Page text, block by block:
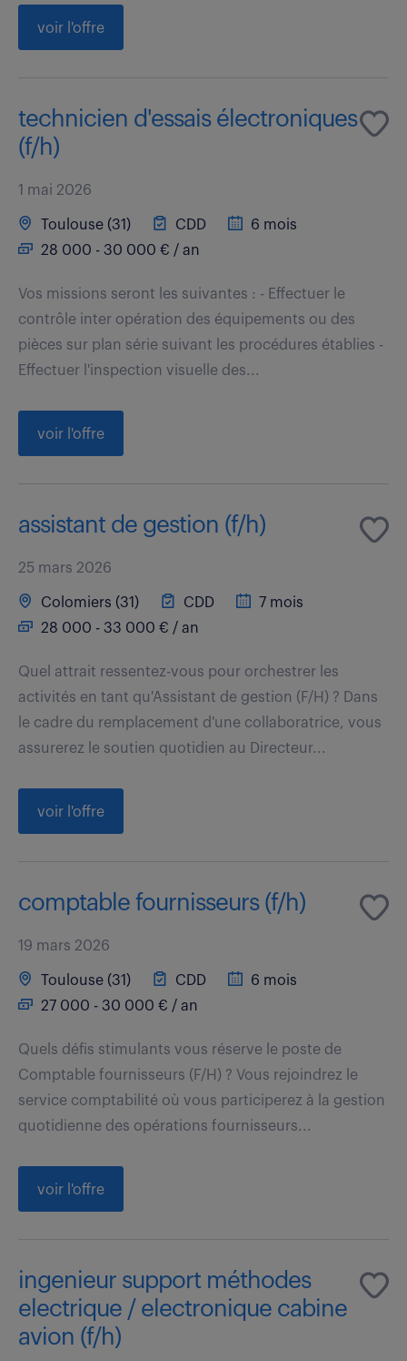
voir l'offre
technicien d'essais électroniques
(f/h)
1 mai 2026
Toulouse (31) CDD
6 mois
28 000 - 30 000 € / an
Vos missions seront les suivantes : - Effectuer le
contrôle inter opération des équipements ou des
pièces sur plan série suivant les procédures établies -
Effectuer l'inspection visuelle des...
voir l'offre
assistant de gestion (f/h)
25 mars 2026
Colomiers (31) CDD
7 mois
28 000 - 33 000 € / an
Quel attrait ressentez-vous pour orchestrer les
activités en tant qu'Assistant de gestion (F/H) ? Dans
le cadre du remplacement d'une collaboratrice, vous
assurerez le soutien quotidien au Directeur...
voir l'offre
comptable fournisseurs (f/h)
19 mars 2026
Toulouse (31) CDD
6 mois
27 000 - 30 000 € / an
Quels défis stimulants vous réserve le poste de
Comptable fournisseurs (F/H) ? Vous rejoindrez le
service comptabilité où vous participerez à la gestion
quotidienne des opérations fournisseurs...
voir l'offre
ingenieur support méthodes
electrique / electronique cabine
avion (f/h)